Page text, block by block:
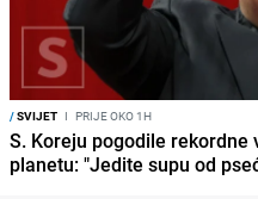
/SVIJET I PRIJE OKO 1H
S. Koreju pogodile
planetu: "Jedite supu od